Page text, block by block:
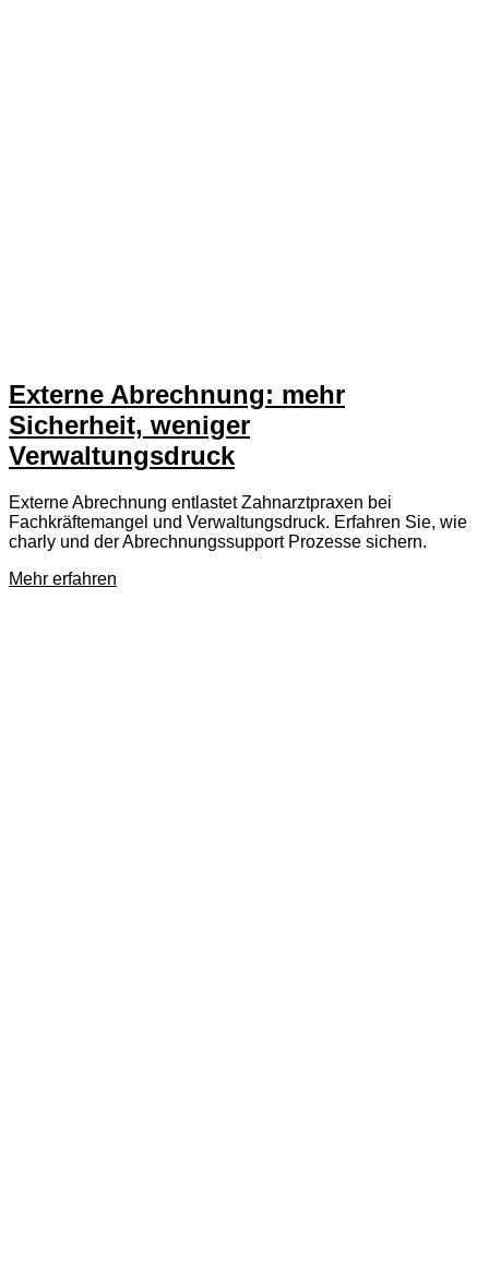
Externe Abrechnung: mehr
Sicherheit, weniger
Verwaltungsdruck
Externe Abrechnung entlastet Zahnarztpraxen bei
Fachkräftemangel und Verwaltungsdruck. Erfahren Sie, wie
charly und der Abrechnungssupport Prozesse sichern.
Mehr erfahren